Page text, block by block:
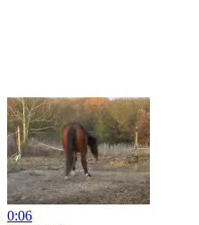
0:06